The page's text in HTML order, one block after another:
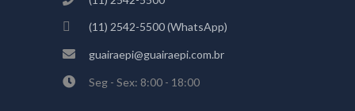
(11) 2542-5500 (WhatsApp)
guairaepi@guairaepi.com.br
Seg - Sex: 8:00 - 18:00